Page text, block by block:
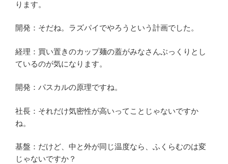
ります。
開発：そだね。ラズパイでやろうという計画でした。
経理：買い置きのカップ麺の蓋がみなさんぶっくりとし
ているのが気になります。
開発：パスカルの原理ですね。
社長：それだけ気密性が高いってことじゃないですか
ね。
基盤：だけど、中と外が同じ温度なら、ふくらむのは変
じゃないですか？